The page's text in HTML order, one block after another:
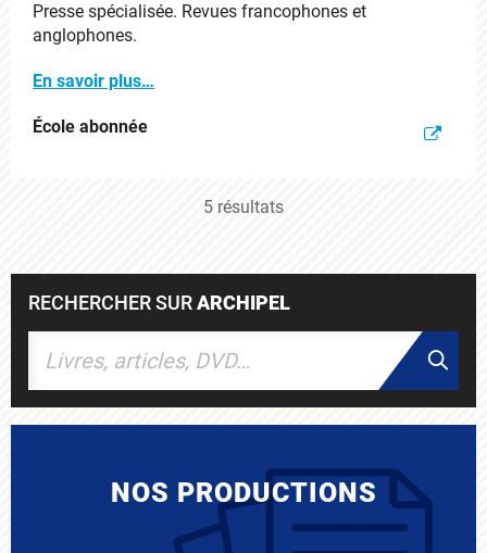
Presse spécialisée. Revues francophones et
anglophones.
En savoir plus…
École abonnée
5 résultats
RECHERCHER SURARCHIPEL
NOS PRODUCTIONS